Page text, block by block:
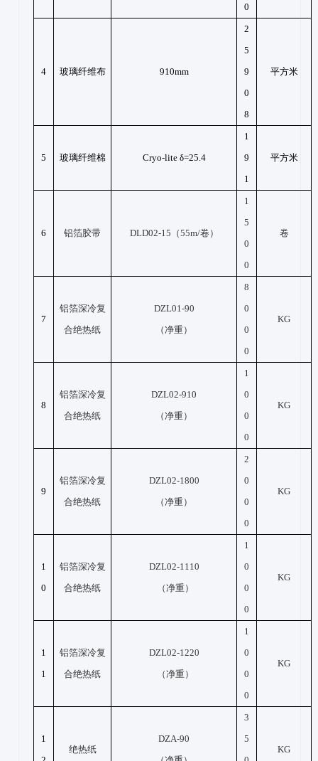
0
4 玻璃纤维布 910mm
2
5
9
0
8
平方米
5 玻璃纤维棉 Cryo-lite δ=25.4
1
9
1
平方米
6 铝箔胶带 DLD02-15（55m/卷）
1
5
0
0
卷
7
铝箔深冷复
合绝热纸
DZL01-90
（净重）
8
0
0
0
KG
8
铝箔深冷复
合绝热纸
DZL02-910
（净重）
1
0
0
0
KG
9
铝箔深冷复
合绝热纸
DZL02-1800
（净重）
2
0
0
0
KG
1
0
铝箔深冷复
合绝热纸
DZL02-1110
（净重）
1
0
0
0
KG
1
1
铝箔深冷复
合绝热纸
DZL02-1220
（净重）
1
0
0
0
KG
1
绝热纸
DZA-90
3
5
KG